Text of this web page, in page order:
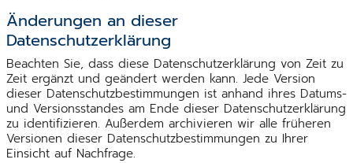
Änderungen an dieser
Datenschutzerklärung
Beachten Sie, dass diese Datenschutzerklärung von Zeit zu
Zeit ergänzt und geändert werden kann. Jede Version
dieser Datenschutzbestimmungen ist anhand ihres Datums-
und Versionsstandes am Ende dieser Datenschutzerklärung
zu identifizieren. Außerdem archivieren wir alle früheren
Versionen dieser Datenschutzbestimmungen zu Ihrer
Einsicht auf Nachfrage.